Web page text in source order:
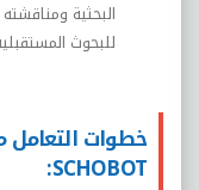
البحثية
للبحوث
خطوات
SCHOBOT: